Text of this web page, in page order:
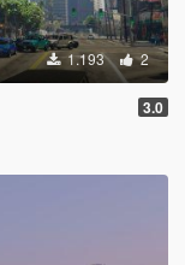
1.193 2
3.0